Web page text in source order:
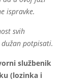
ispravke.
svih
potpisati.
službenik
(lozinka i